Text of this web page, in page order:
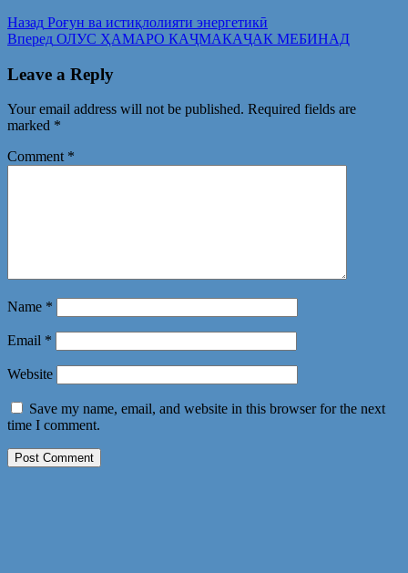
Post
navigation
Назад Предыдущая
запись:
Роғун ва истиқлолияти энергетикӣ
Вперед Следующая
ОЛУС ҲАМАРО КАҶМАКАҶАК МЕБИНАД
Leave a Reply
Your email address will not be published. Required fields are
marked *
Comment *
Name *
Email *
Website
Save my name, email, and website in this browser for the next
time I comment.